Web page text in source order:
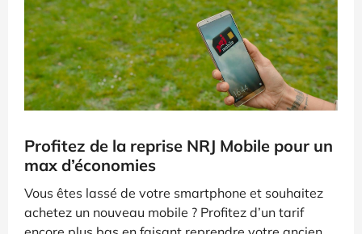
Profitez de la reprise NRJ Mobile pour un
max d’économies
Vous êtes lassé de votre smartphone et souhaitez
achetez un nouveau mobile ? Profitez d’un tarif